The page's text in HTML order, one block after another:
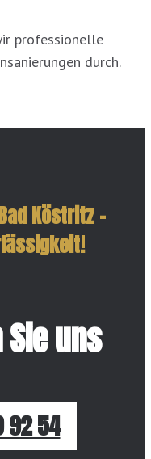
professionelle
durch.
Köstritz –
uns
92 54